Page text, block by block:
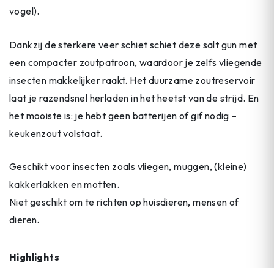
vogel).
Dankzij de sterkere veer schiet schiet deze salt gun met
een compacter zoutpatroon, waardoor je zelfs vliegende
insecten makkelijker raakt. Het duurzame zoutreservoir
laat je razendsnel herladen in het heetst van de strijd. En
het mooiste is: je hebt geen batterijen of gif nodig –
keukenzout volstaat.
Geschikt voor insecten zoals vliegen, muggen, (kleine)
kakkerlakken en motten.
Niet geschikt om te richten op huisdieren, mensen of
dieren.
Highlights